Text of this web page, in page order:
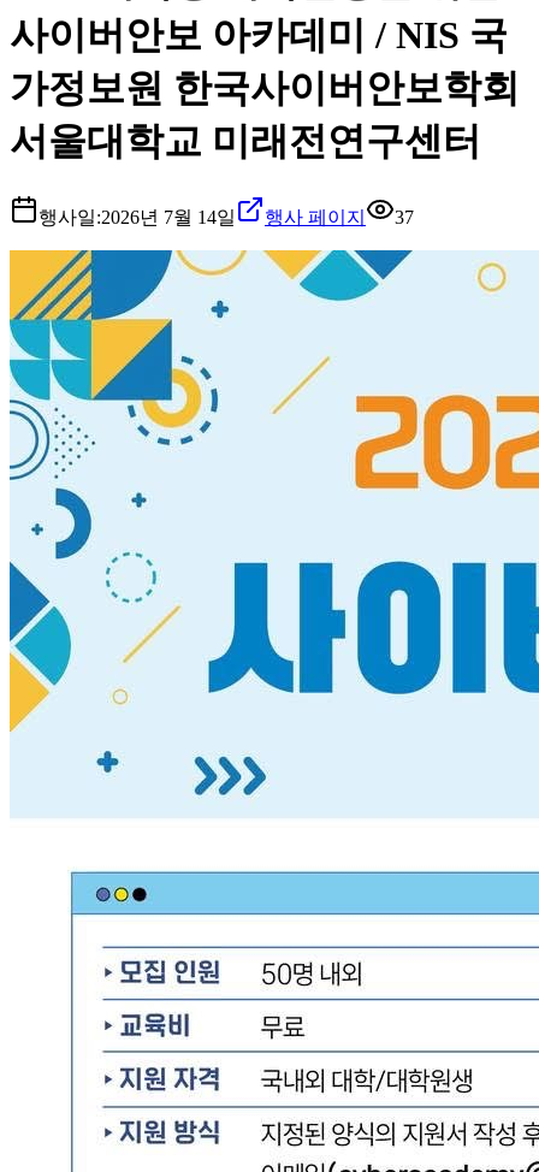
사이버안보 아카데미 / NIS 국
가정보원 한국사이버안보학회
서울대학교 미래전연구센터
행사일:2026년 7월 14일 행사 페이지 37